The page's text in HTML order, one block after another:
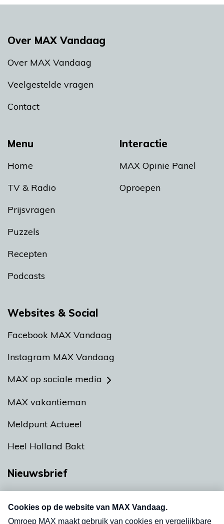
Menu
Home
TV & Radio
Prijsvragen
Puzzels
Recepten
Podcasts
Interactie
MAX Opinie Panel
Oproepen
Over MAX Vandaag
Over MAX Vandaag
Veelgestelde vragen
Contact
Websites & Social
Facebook MAX Vandaag
Instagram MAX Vandaag
MAX op sociale media
MAX vakantieman
Meldpunt Actueel
Heel Holland Bakt
Nieuwsbrief
nieuwsbrief. Elke vrijdag- en dinsdagochtend in
uw mailbox.